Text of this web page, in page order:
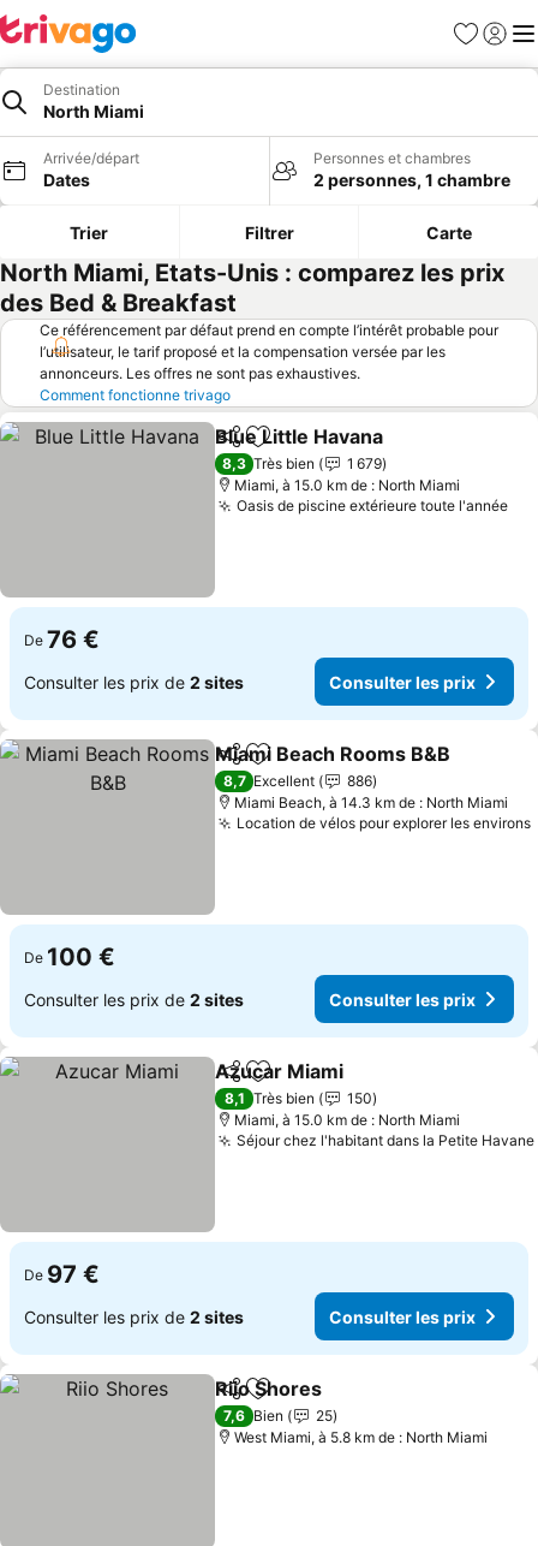
Favoris
Se
Destination
North Miami
Arrivée/départ
Dates
Personnes et chambres
2 personnes, 1 chambre
Trier Filtrer Carte
North Miami, Etats-Unis : comparez les prix
des Bed & Breakfast
Ce référencement par défaut prend en compte l’intérêt probable pour
l’utilisateur, le tarif proposé et la compensation versée par les
annonceurs. Les offres ne sont pas exhaustives.
Comment fonctionne trivago
PartagerAjouter à mes favoris
Blue Little Havana
8,3 Très bien
1 679
Miami, à 15.0 km de : North Miami
Oasis de piscine extérieure toute l'année
De 76 €
Consulter les prix de 2 sites Consulter les prix
PartagerAjouter à mes favoris
Miami Beach Rooms B&B
8,7 Excellent
886
Miami Beach, à 14.3 km de : North Miami
Location de vélos pour explorer les environs
De 100 €
Consulter les prix de 2 sites Consulter les prix
PartagerAjouter à mes favoris
Azucar Miami
8,1 Très bien
150
Miami, à 15.0 km de : North Miami
Séjour chez l'habitant dans la Petite Havane
De 97 €
Consulter les prix de 2 sites Consulter les prix
PartagerAjouter à mes favoris
Riio Shores
7,6 Bien
25
West Miami, à 5.8 km de : North Miami